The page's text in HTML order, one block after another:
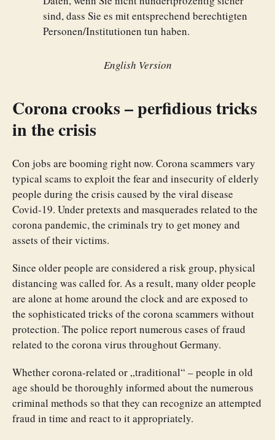
sind, dass Sie es mit entsprechend berechtigten
Personen/Institutionen tun haben.
English Version
Corona crooks – perfidious tricks
in the crisis
Con jobs are booming right now. Corona scammers vary
typical scams to exploit the fear and insecurity of elderly
people during the crisis caused by the viral disease
Covid-19. Under pretexts and masquerades related to the
corona pandemic, the criminals try to get money and
assets of their victims.
Since older people are considered a risk group, physical
distancing was called for. As a result, many older people
are alone at home around the clock and are exposed to
the sophisticated tricks of the corona scammers without
protection. The police report numerous cases of fraud
related to the corona virus throughout Germany.
Whether corona-related or „traditional“ – people in old
age should be thoroughly informed about the numerous
criminal methods so that they can recognize an attempted
fraud in time and react to it appropriately.